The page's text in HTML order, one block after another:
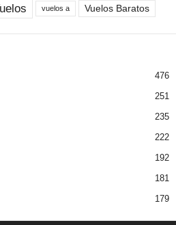
vuelos a Vuelos Baratos
476
251
235
222
192
181
179